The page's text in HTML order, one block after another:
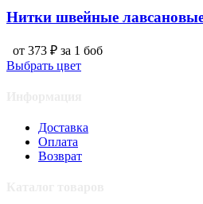
Нитки швейные
от 373 ₽ за 1 боб
Выбрать цвет
Доставка
Оплата
Возврат